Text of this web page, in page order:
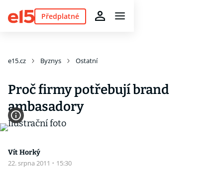
Předplatné
e15.cz Byznys Ostatní
Proč firmy potřebují brand
ambasadory
Vít Horký
22. srpna 2011 · 15:30